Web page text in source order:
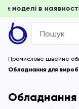
доки моделі в
Search
for:
Промислове швейне
Обладнання для
Обладнання